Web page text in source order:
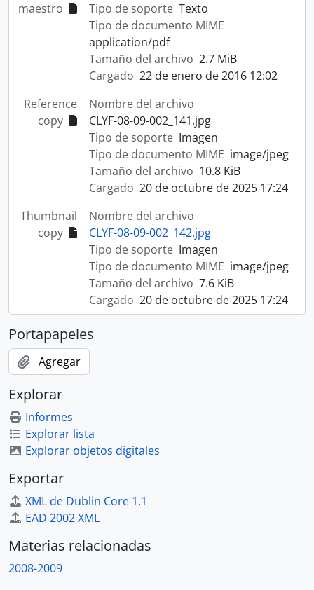
maestro
Tipo de soporte Texto
Tipo de documento MIME
application/pdf
Tamaño del archivo 2.7 MiB
Cargado 22 de enero de 2016 12:02
Reference
copy
Nombre del archivo
CLYF-08-09-002_141.jpg
Tipo de soporte Imagen
Tipo de documento MIME image/jpeg
Tamaño del archivo 10.8 KiB
Cargado 20 de octubre de 2025 17:24
Thumbnail
copy
Nombre del archivo
CLYF-08-09-002_142.jpg
Tipo de soporte Imagen
Tipo de documento MIME image/jpeg
Tamaño del archivo 7.6 KiB
Cargado 20 de octubre de 2025 17:24
Portapapeles
Agregar
Explorar
Informes
Explorar lista
Explorar objetos digitales
Exportar
XML de Dublin Core 1.1
EAD 2002 XML
Materias relacionadas
2008-2009